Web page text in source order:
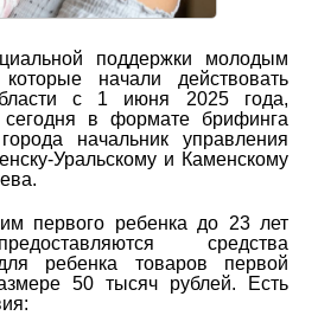
поддержки молодым
начали действовать
с 1 июня 2025 года,
в формате брифинга
начальник управления
Уральскому и Каменскому
первого ребенка до 23 лет
средства
ребенка товаров первой
50 тысяч рублей. Есть